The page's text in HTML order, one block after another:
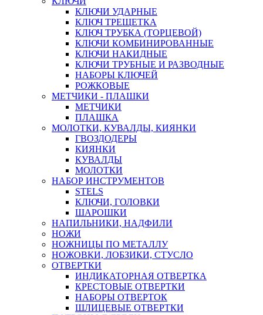
КЛЮЧИ УДАРНЫЕ
КЛЮЧ ТРЕЩЕТКА
КЛЮЧ ТРУБКА (ТОРЦЕВОЙ)
КЛЮЧИ КОМБИНИРОВАННЫЕ
КЛЮЧИ НАКИДНЫЕ
КЛЮЧИ ТРУБНЫЕ И РАЗВОДНЫЕ
НАБОРЫ КЛЮЧЕЙ
РОЖКОВЫЕ
МЕТЧИКИ - ПЛАШКИ
МЕТЧИКИ
ПЛАШКА
МОЛОТКИ, КУВАЛДЫ, КИЯНКИ
ГВОЗДОДЕРЫ
КИЯНКИ
КУВАЛДЫ
МОЛОТКИ
НАБОР ИНСТРУМЕНТОВ
STELS
КЛЮЧИ, ГОЛОВКИ
ШАРОШКИ
НАПИЛЬНИКИ, НАДФИЛИ
НОЖИ
НОЖНИЦЫ ПО МЕТАЛЛУ
НОЖОВКИ, ЛОБЗИКИ, СТУСЛО
ОТВЕРТКИ
ИНДИКАТОРНАЯ ОТВЕРТКА
КРЕСТОВЫЕ ОТВЕРТКИ
НАБОРЫ ОТВЕРТОК
ШЛИЦЕВЫЕ ОТВЕРТКИ